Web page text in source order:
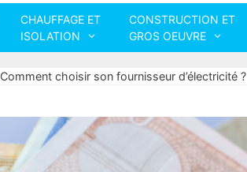
CHAUFFAGE ET
ISOLATION
CONSTRUCTION ET
GROS OEUVRE
Comment choisir son fournisseur d’électricité ?